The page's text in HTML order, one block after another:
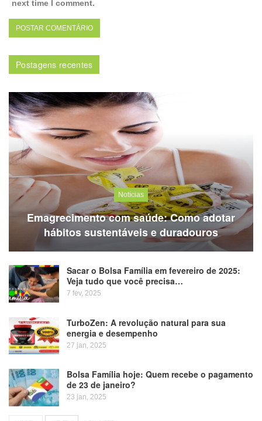
next time I comment.
Postagens recentes
Notícias
Emagrecimento com saúde: Como adotar
hábitos sustentáveis e duradouros
Sacar o Bolsa Família em fevereiro de 2025:
Veja tudo que você precisa…
7 fev, 2025
TurboZen: A revolução natural para sua
energia e desempenho
27 jan, 2025
Bolsa Família hoje: Quem recebe o pagamento
de 23 de janeiro?
23 jan, 2025